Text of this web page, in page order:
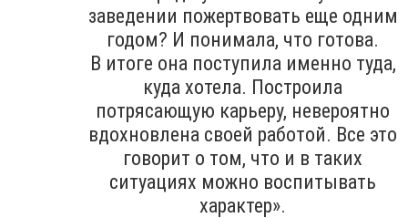
заведении пожертвовать еще одним
годом? И понимала, что готова.
В итоге она поступила именно туда,
куда хотела. Построила
потрясающую карьеру, невероятно
вдохновлена своей работой. Все это
говорит о том, что и в таких
ситуациях можно воспитывать
характер».